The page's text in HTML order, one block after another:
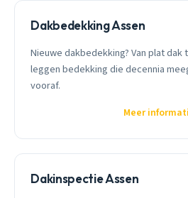
Dakbedekking Assen
Nieuwe dakbedekking? Van plat dak
leggen bedekking die decennia
vooraf.
Meer
Dakinspectie Assen